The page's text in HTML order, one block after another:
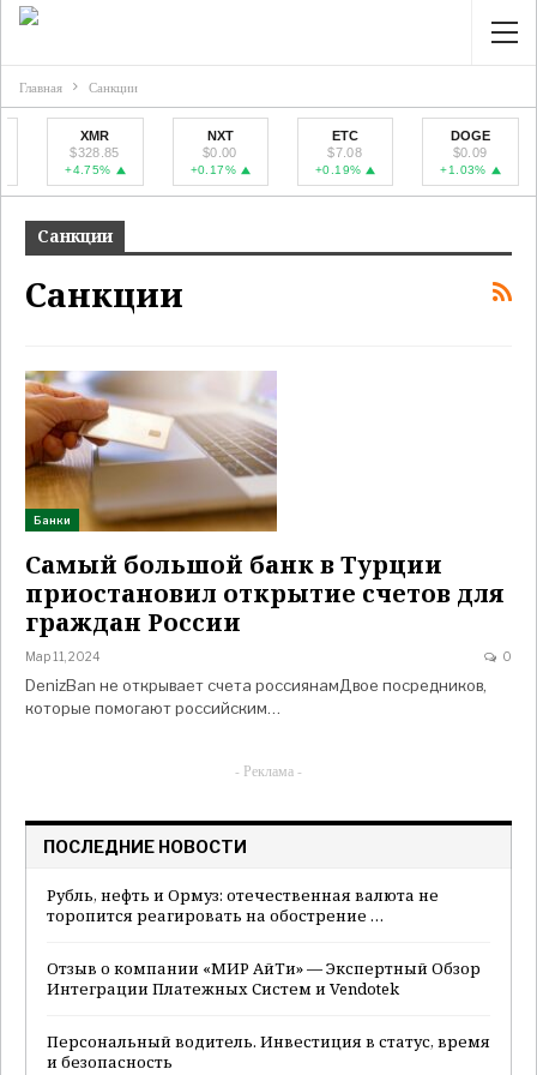
Главная Санкции
XMR
$328.85
+4.75%
NXT
$0.00
+0.17%
ETC
$7.08
+0.19%
DOGE
$0.09
+1.03%
Санкции
Санкции
Банки
Самый большой банк в Турции
приостановил открытие счетов для
граждан России
Мар 11, 2024 0
DenizBan не открывает счета россиянамДвое посредников,
которые помогают российским…
- Реклама -
ПОСЛЕДНИЕ НОВОСТИ
Рубль, нефть и Ормуз: отечественная валюта не
торопится реагировать на обострение …
Отзыв о компании «МИР АйТи» — Экспертный Обзор
Интеграции Платежных Систем и Vendotek
Персональный водитель. Инвестиция в статус, время
и безопасность